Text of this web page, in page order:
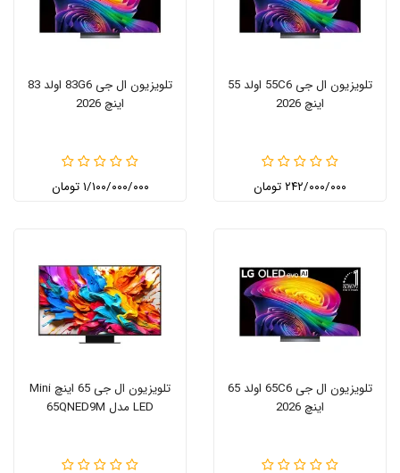
تلویزیون ال جی 55C6 اولد 55
اینچ 2026
۲۴۲/۰۰۰/۰۰۰ تومان
تلویزیون ال جی 83G6 اولد 83
اینچ 2026
۱/۱۰۰/۰۰۰/۰۰۰ تومان
تلویزیون ال جی 65C6 اولد 65
اینچ 2026
تلویزیون ال جی 65 اینچ Mini
LED مدل 65QNED9M